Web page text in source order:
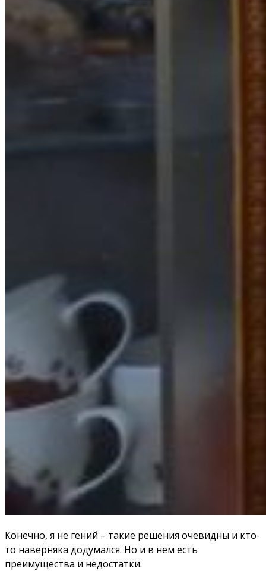
Конечно, я не гений – такие решения очевидны и кто-
то наверняка додумался. Но и в нем есть
преимущества и недостатки.